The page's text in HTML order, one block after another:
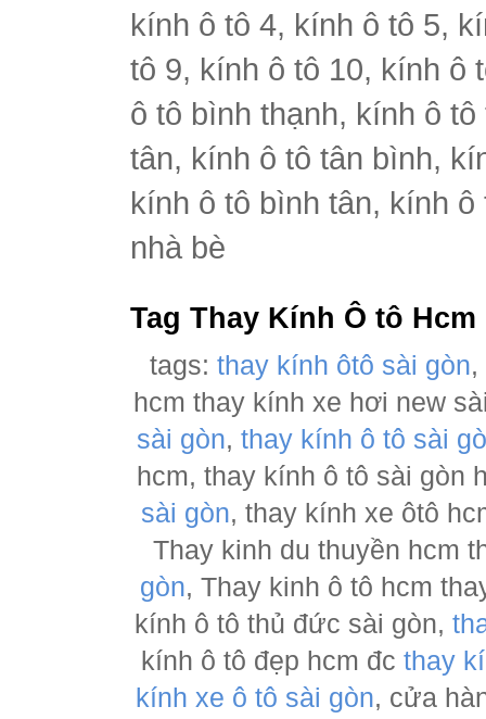
kính ô tô 4, kính ô tô 5,
tô 9, kính ô tô 10, kính ô
ô tô bình thạnh, kính ô
tân, kính ô tô tân bình,
kính ô tô bình tân, kính
nhà bè
Tag Thay Kính Ô tô Hcm
tags:thay kính ôtô sài gòn,
hcm thay kính xe hơi new
sài gòn,thay kính ô tô sài
hcm, thay kính ô tô sài gòn
sài gòn, thay kính xe ôtô
Thay kinh du thuyền hcm
gòn, Thay kinh ô tô hcm
kính ô tô thủ đức sài gòn,
kính ô tô đẹp hcm đc thay
kính xe ô tô sài gòn, cửa